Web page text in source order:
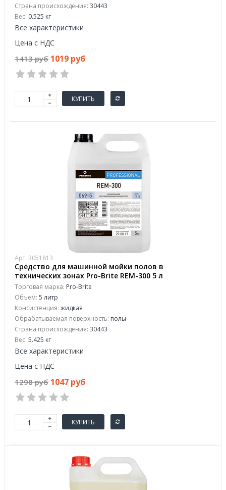
Страна происхождения: 30443
Вес: 0.525 кг
Все характеристики
Цена с НДС
1413 руб 1019 руб
КУПИТЬ
Арт. 3051813
Средство для машинной мойки полов в
технических зонах Pro-Brite REM-300 5 л
(концентрат)
Торговая марка: Pro-Brite
Объем: 5 литр
Консистенция: жидкая
Обрабатываемая поверхность: полы
Страна происхождения: 30443
Вес: 5.425 кг
Все характеристики
Цена с НДС
1298 руб 1047 руб
КУПИТЬ